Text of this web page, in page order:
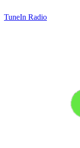
TuneIn Radio